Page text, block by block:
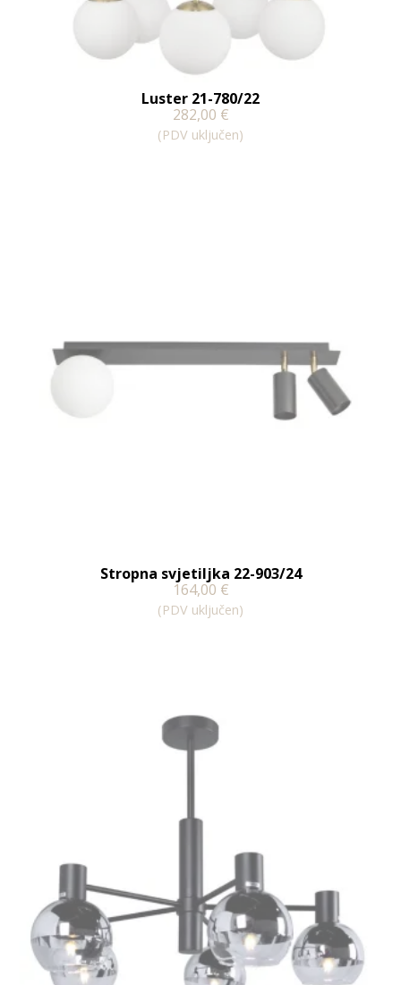
Luster 21-780/22
282,00 €
(PDV uključen)
Stropna svjetiljka 22-903/24
164,00 €
(PDV uključen)